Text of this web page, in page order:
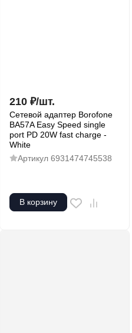
210 ₽/шт.
Сетевой адаптер Borofone
BA57A Easy Speed single
port PD 20W fast charge -
White
Артикул 6931474745538
В корзину